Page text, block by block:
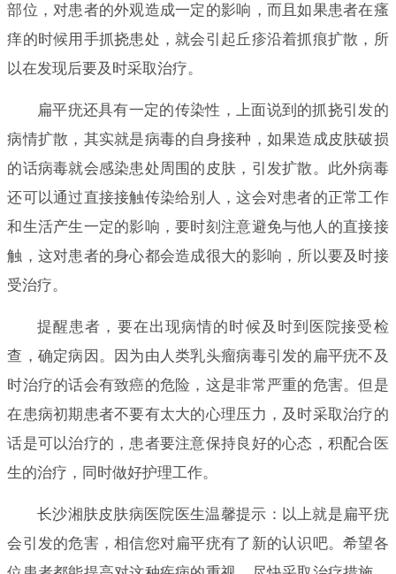
部位，对患者的外观造成一定的影响，而且如果患者在瘙
痒的时候用手抓挠患处，就会引起丘疹沿着抓痕扩散，所
以在发现后要及时采取治疗。
扁平疣还具有一定的传染性，上面说到的抓挠引发的
病情扩散，其实就是病毒的自身接种，如果造成皮肤破损
的话病毒就会感染患处周围的皮肤，引发扩散。此外病毒
还可以通过直接接触传染给别人，这会对患者的正常工作
和生活产生一定的影响，要时刻注意避免与他人的直接接
触，这对患者的身心都会造成很大的影响，所以要及时接
受治疗。
提醒患者，要在出现病情的时候及时到医院接受检
查，确定病因。因为由人类乳头瘤病毒引发的扁平疣不及
时治疗的话会有致癌的危险，这是非常严重的危害。但是
在患病初期患者不要有太大的心理压力，及时采取治疗的
话是可以治疗的，患者要注意保持良好的心态，积配合医
生的治疗，同时做好护理工作。
长沙湘肤皮肤病医院医生温馨提示：以上就是扁平疣
会引发的危害，相信您对扁平疣有了新的认识吧。希望各